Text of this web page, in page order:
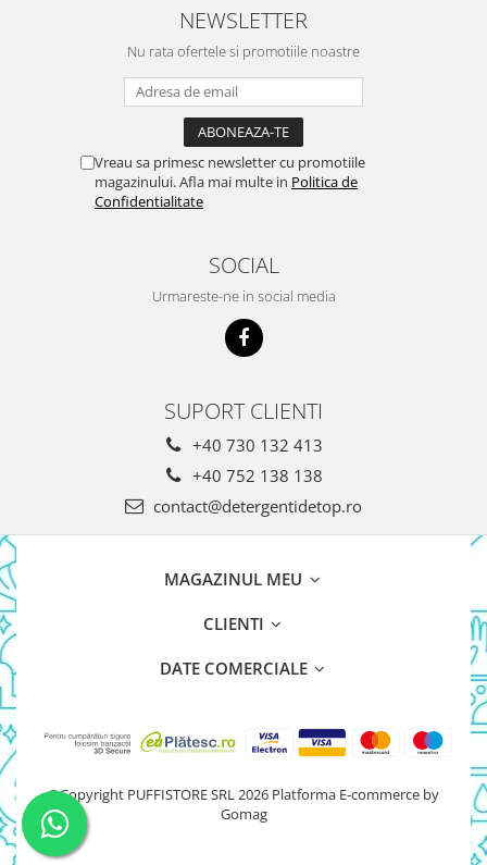
Creme Depilatoare
Spuma Si Geluri De Barbierit
Protectie Insecte
Betisoare de Urechi
Aparat de Ras Gillette
Benzi Depilatoare
plasture
Dozatoare Sapun
Lenjerii Hotel
Dispensere Hartie Igienica
NEWSLETTER
Nu rata ofertele si promotiile noastre
Vreau sa primesc newsletter cu promotiile
magazinului. Afla mai multe in Politica de
Confidentialitate
SOCIAL
Urmareste-ne in social media
SUPORT CLIENTI
+40 730 132 413
+40 752 138 138
contact@detergentidetop.ro
MAGAZINUL MEU
CLIENTI
DATE COMERCIALE
©Copyright PUFFISTORE SRL 2026 Platforma E-commerce by
Gomag